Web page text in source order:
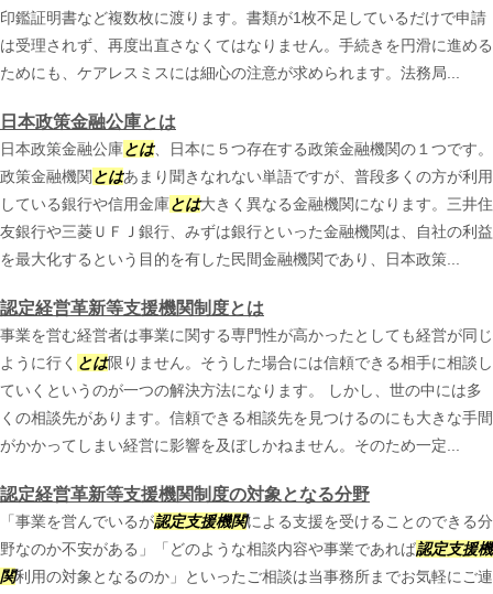
印鑑証明書など複数枚に渡ります。書類が1枚不足しているだけで申請
は受理されず、再度出直さなくてはなりません。手続きを円滑に進める
ためにも、ケアレスミスには細心の注意が求められます。法務局...
日本政策金融公庫とは
日本政策金融公庫とは、日本に５つ存在する政策金融機関の１つです。
政策金融機関 とはあまり聞きなれない単語ですが、普段多くの方が利用
している銀行や信用金庫とは大きく異なる金融機関になります。三井住
友銀行や三菱ＵＦＪ銀行、みずは銀行といった金融機関は、自社の利益
を最大化するという目的を有した民間金融機関であり、日本政策...
認定経営革新等支援機関制度とは
事業を営む経営者は事業に関する専門性が高かったとしても経営が同じ
ように行く とは限りません。そうした場合には信頼できる相手に相談し
ていくというのが一つの解決方法になります。 しかし、世の中には多
くの相談先があります。信頼できる相談先を見つけるのにも大きな手間
がかかってしまい経営に影響を及ぼしかねません。そのため一定...
認定経営革新等支援機関制度の対象となる分野
「事業を営んでいるが認定支援機関による支援を受けることのできる分
野なのか不安がある」「どのような相談内容や事業であれば認定支援機
関利用の対象となるのか」といったご相談は当事務所までお気軽にご連